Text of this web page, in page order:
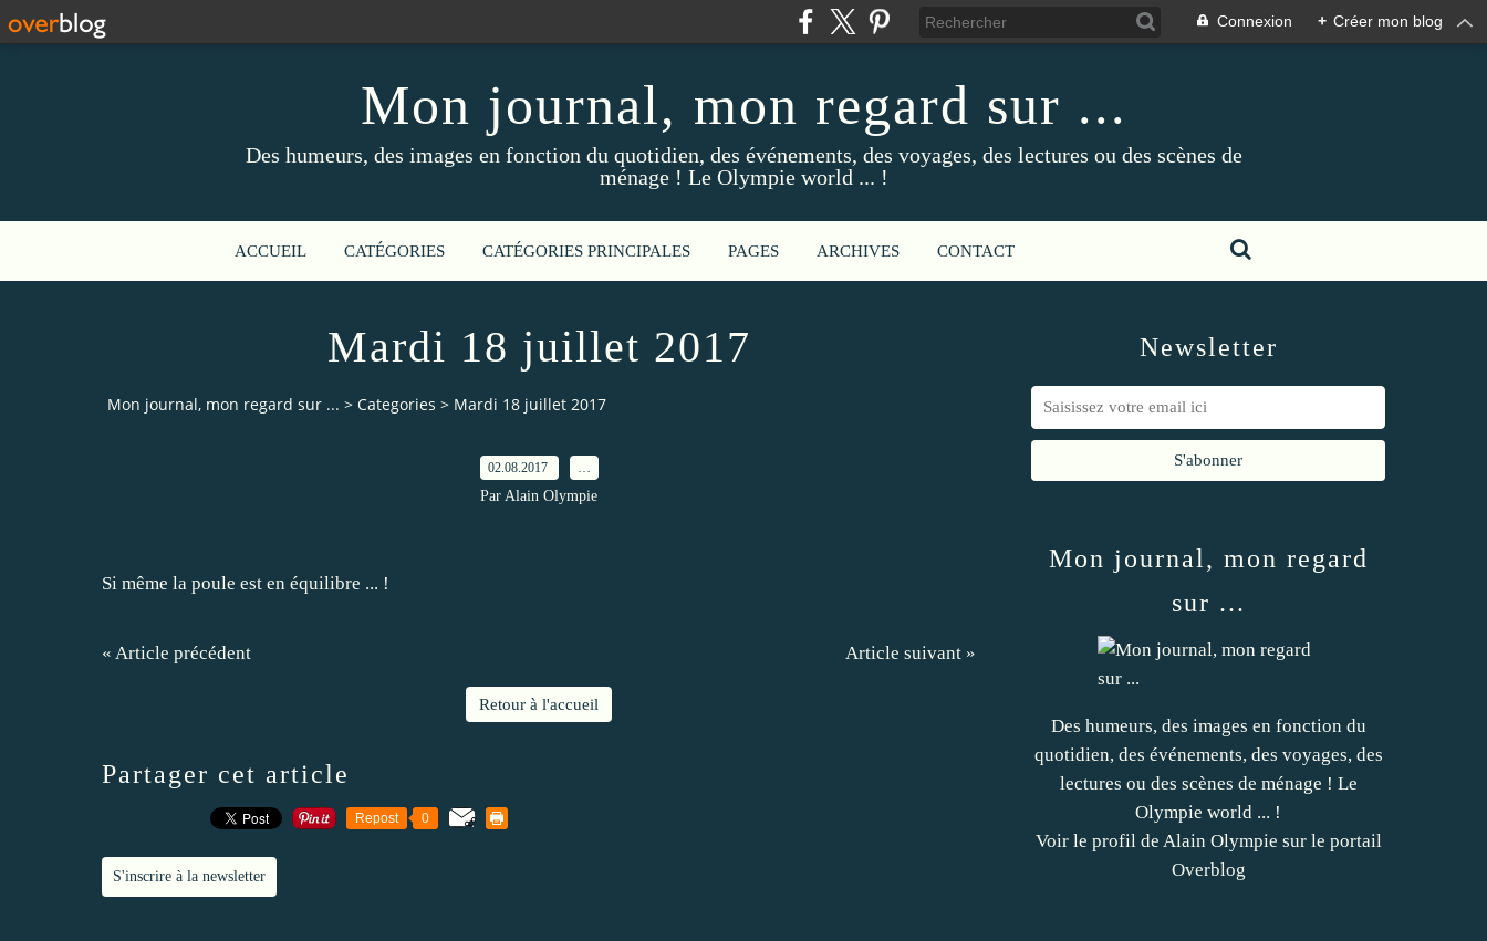
Connexion + Créer mon blog
Mon journal, mon regard sur ...
Des humeurs, des images en fonction du quotidien, des événements, des voyages, des lectures ou des scènes de
ménage ! Le Olympie world ... !
ACCUEIL CATÉGORIES CATÉGORIES PRINCIPALES PAGES ARCHIVES CONTACT
Mardi 18 juillet 2017
Mon journal, mon regard sur ... > Categories > Mardi 18 juillet 2017
02.08.2017
Par Alain Olympie
Si même la poule est en équilibre ... !
« Article précédent Article suivant »
Retour à l'accueil
Partager cet article
Repost 0
S'inscrire à la newsletter
Newsletter
Mon journal, mon regard
sur ...
Des humeurs, des images en fonction du
quotidien, des événements, des voyages, des
lectures ou des scènes de ménage ! Le
Olympie world ... !
Voir le profil de Alain Olympie sur le portail
Overblog